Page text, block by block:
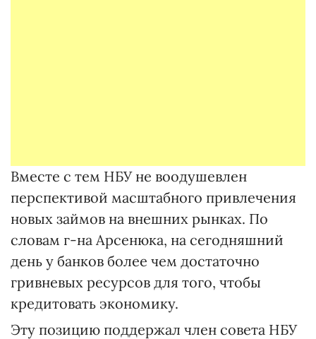
Вместе с тем НБУ не воодушевлен
перспективой масштабного привлечения
новых займов на внешних рынках. По
словам г-на Арсенюка, на сегодняшний
день у банков более чем достаточно
гривневых ресурсов для того, чтобы
кредитовать экономику.
Эту позицию поддержал член совета НБУ